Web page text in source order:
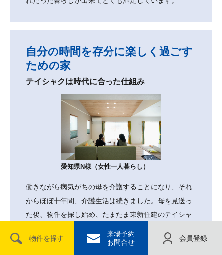
物件を探す
来場予約
お問合せ
会員登録
自分の時間を存分に楽しく過ごす
ための家
テイシャクは時代に合った仕組み
働きながら病気がちの母を介護することになり、それ
からほぼ十年間、介護生活は続きました。母を見送っ
た後、物件を探し始め、たまたま東新住建のテイシャ
最初はこの点に抵抗がありましたが、この住まいな
愛知県N様（女性一人暮らし）